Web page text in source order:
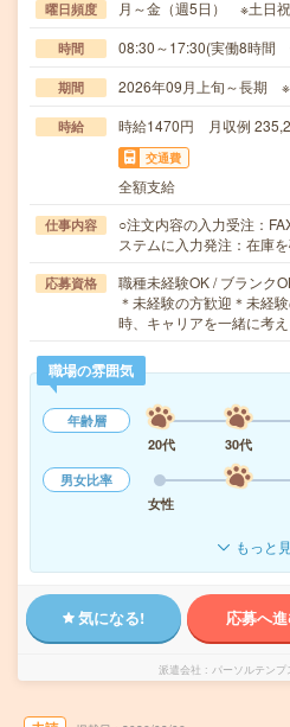
曜日頻度 月～金（週5日） ※土日祝
時間 08:30～17:30(実働8時間
期間 2026年09月上旬～長期
時給 時給1470円 月収例
交通費
全額支給
仕事内容
○注文内容の入力受注：
ステムに入力発注：在庫
応募資格
職種未経験OK / ブランク
＊未経験の方歓迎＊未経
時、キャリアを一緒に考
職場の雰囲気
年齢層
20代
30代
男女比率
女性
もっと
気になる! 応募へ
派遣会社 パーソルテンプ